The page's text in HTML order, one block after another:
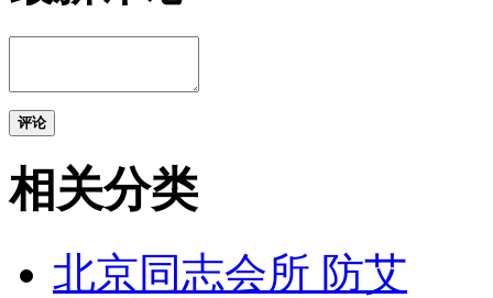
评论
相关分类
北京同志会所 防艾